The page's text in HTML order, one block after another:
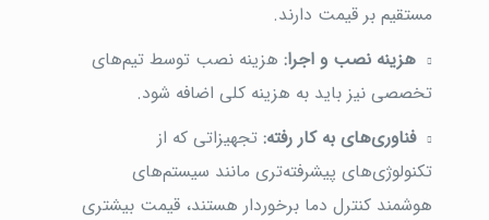
مستقیم بر قیمت دارند.
هزینه نصب و اجرا:هزینه نصب توسط تیم‌های
تخصصی نیز باید به هزینه کلی اضافه شود.
فناوری‌های به کار رفته:تجهیزاتی که از
تکنولوژی‌های پیشرفته‌تری مانند سیستم‌های
هوشمند کنترل دما برخوردار هستند، قیمت بیشتری